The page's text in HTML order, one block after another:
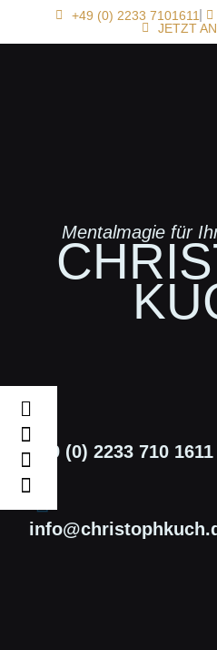
+49 (0) 2233 7101611
JETZT
Mentalmagie für
+49 (0) 2233 710 1611